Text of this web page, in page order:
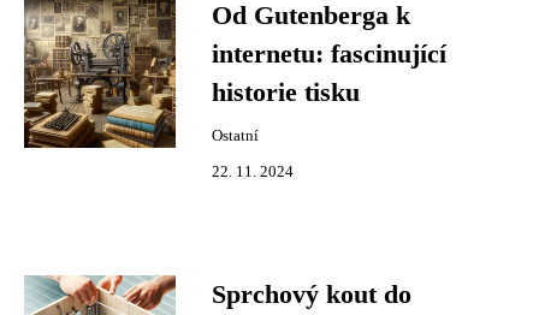
Od Gutenberga k
internetu: fascinující
historie tisku
Ostatní
22. 11. 2024
Sprchový kout do